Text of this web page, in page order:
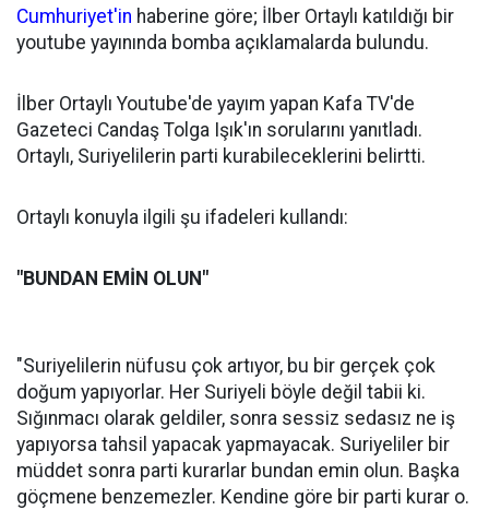
Cumhuriyet'in haberine göre; İlber Ortaylı katıldığı bir
youtube yayınında bomba açıklamalarda bulundu.
İlber Ortaylı Youtube'de yayım yapan Kafa TV'de
Gazeteci Candaş Tolga Işık'ın sorularını yanıtladı.
Ortaylı, Suriyelilerin parti kurabileceklerini belirtti.
Ortaylı konuyla ilgili şu ifadeleri kullandı:
"BUNDAN EMİN OLUN"
"Suriyelilerin nüfusu çok artıyor, bu bir gerçek çok
doğum yapıyorlar. Her Suriyeli böyle değil tabii ki.
Sığınmacı olarak geldiler, sonra sessiz sedasız ne iş
yapıyorsa tahsil yapacak yapmayacak. Suriyeliler bir
müddet sonra parti kurarlar bundan emin olun. Başka
göçmene benzemezler. Kendine göre bir parti kurar o.